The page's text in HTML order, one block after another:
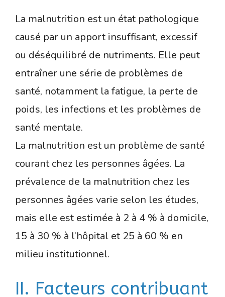
La malnutrition est un état pathologique
causé par un apport insuffisant, excessif
ou déséquilibré de nutriments. Elle peut
entraîner une série de problèmes de
santé, notamment la fatigue, la perte de
poids, les infections et les problèmes de
santé mentale.
La malnutrition est un problème de santé
courant chez les personnes âgées. La
prévalence de la malnutrition chez les
personnes âgées varie selon les études,
mais elle est estimée à 2 à 4 % à domicile,
15 à 30 % à l’hôpital et 25 à 60 % en
milieu institutionnel.
II. Facteurs contribuant